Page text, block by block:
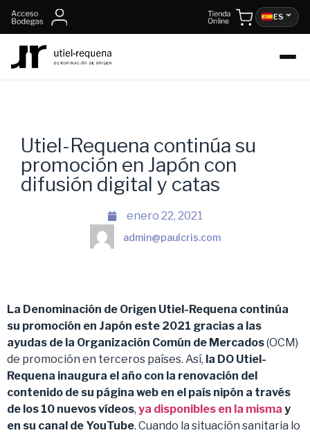
ES
Utiel-Requena continúa su
promoción en Japón con
difusión digital y catas
enero 22, 2021
admin@paulcris.com
La Denominación de Origen Utiel-Requena continúa
su promoción en Japón este 2021 gracias a las
ayudas de la Organización Común de Mercados(OCM)
de promoción en terceros países. Así, la DO Utiel-
Requena inaugura el año con la renovación del
contenido de su página web en el país nipón a través
de los 10 nuevos vídeos, ya disponibles en la misma y
en su canal de YouTube. Cuando la situación sanitaria lo